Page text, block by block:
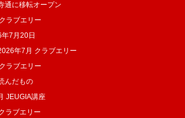
通に移転オープン
ラブエリー
7月20日
年7月 クラブエリー
ラブエリー
んだもの
JEUGIA講座
ラブエリー